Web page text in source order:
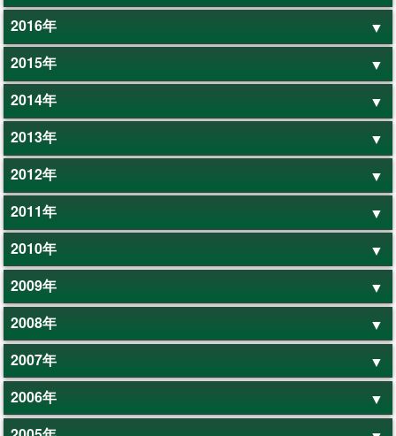
2016年
2015年
2014年
2013年
2012年
2011年
2010年
2009年
2008年
2007年
2006年